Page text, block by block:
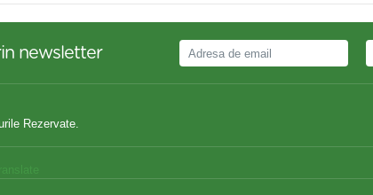
newsletter
Rezervate.